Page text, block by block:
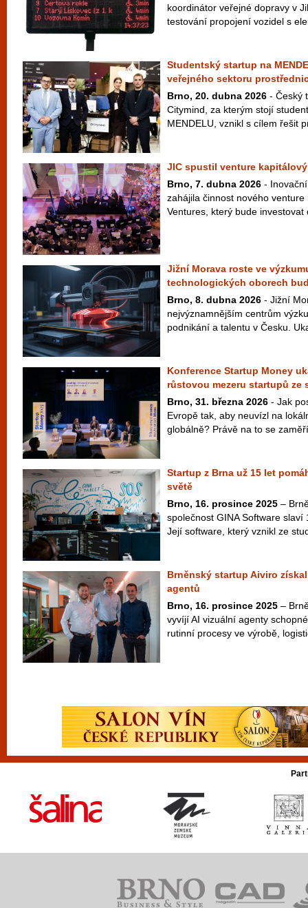
koordinátor veřejné dopravy v
testování propojení vozidel s
Studentský startup na
veřejného sektoru
Brno, 20. dubna 2026 - Český
Citymind, za kterým stojí
MENDELU, vznikl s cílem řešit
JIC spustil venture
Brno, 7. dubna 2026 -
zahájila činnost nového
Ventures, který bude investovat
Jižní Morava roste ve
technologických oborech
Brno, 8. dubna 2026 - Jižní
nejvýznamnějším centrům
podnikání a talentu v Česku.
Konference Startup Money
růstovou mezeru startupů ze
Brno, 31. března 2026 - Jak
Evropě tak, aby neuvízl na
globálně? Právě na to se
Startup z Brna už 15 let
světě
Brno, 16. prosince 2025 –
společnost GINA Software
Její software, který vznikl ze
Brněnský startup Aiviro
agentů
Brno, 16. prosince 2025 –
vyvíjí AI vizuální agenty
rutinní procesy ve výrobě,